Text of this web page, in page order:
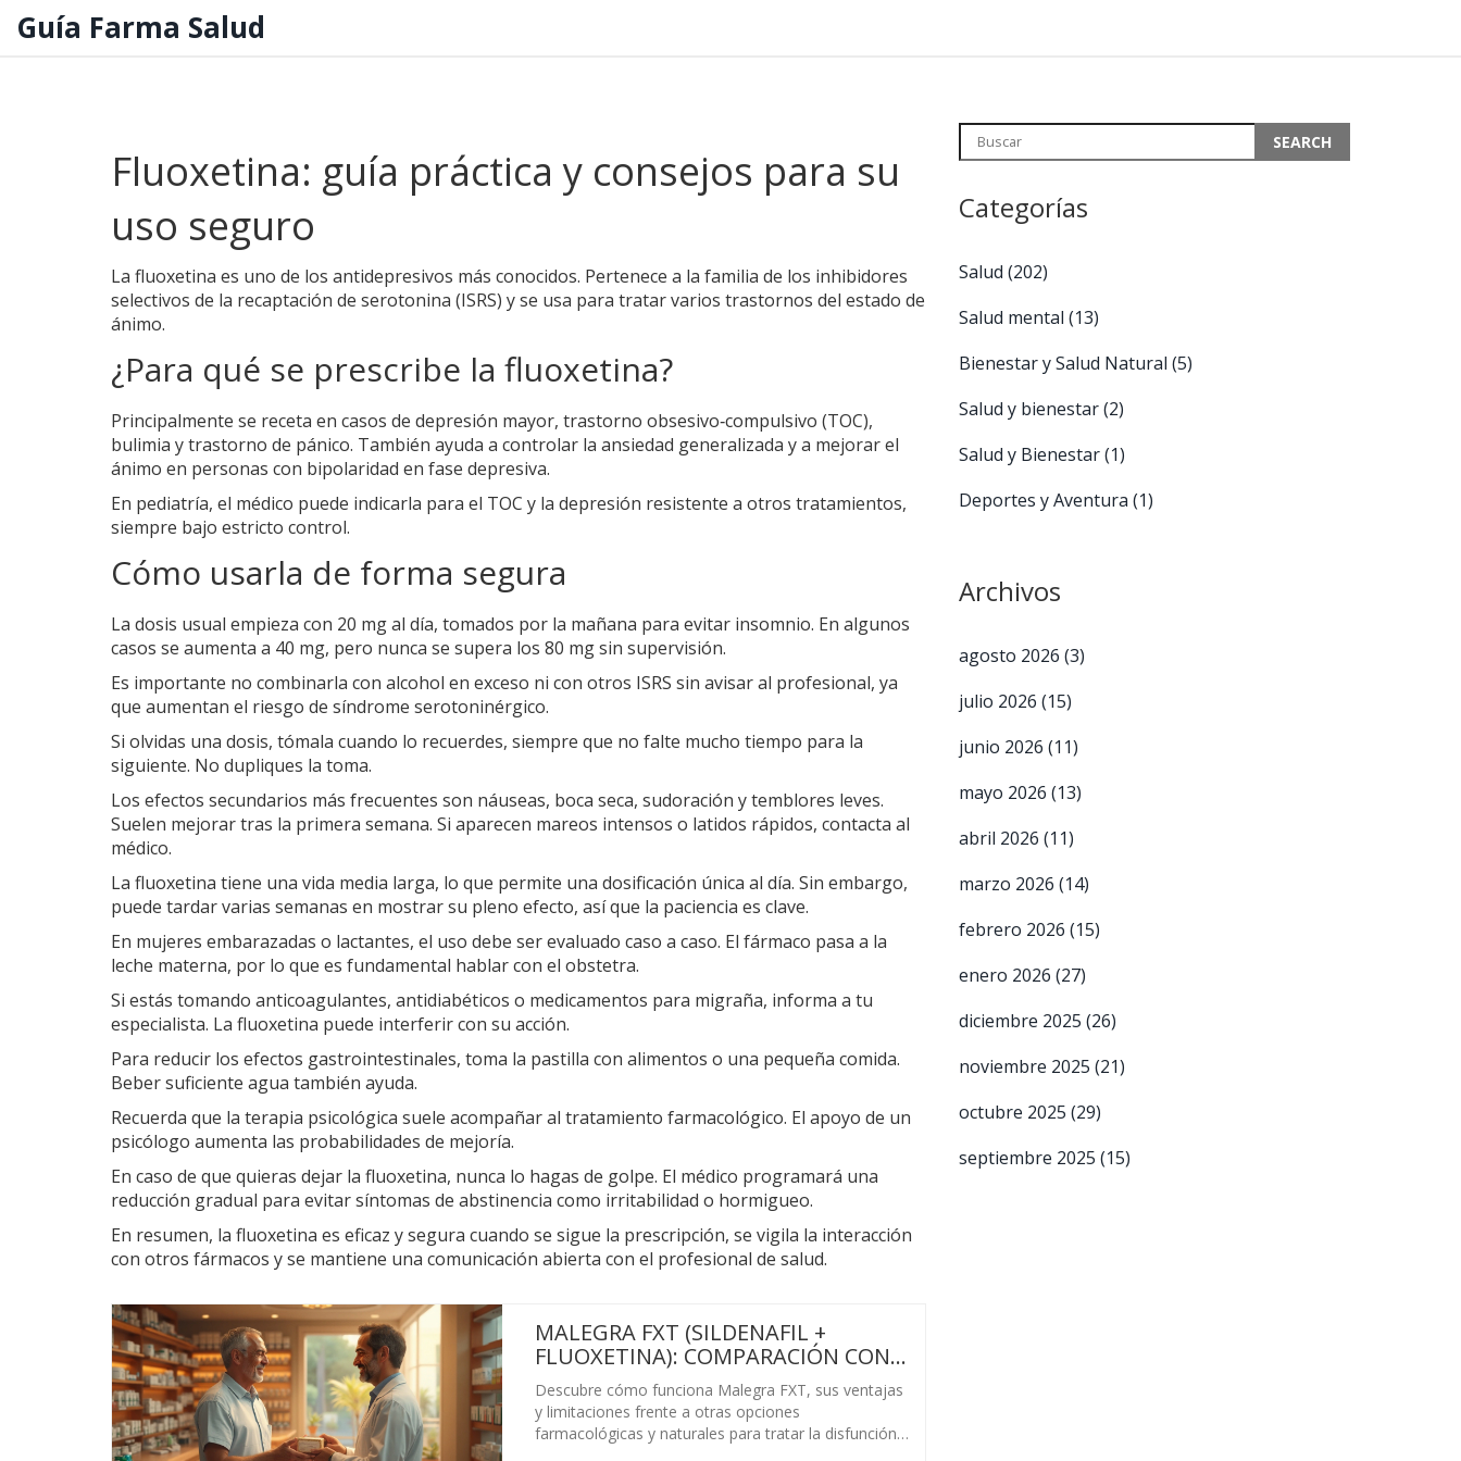
Guía Farma Salud
Fluoxetina: guía práctica y consejos para su
uso seguro
La fluoxetina es uno de los antidepresivos más conocidos. Pertenece a la familia de los inhibidores
selectivos de la recaptación de serotonina (ISRS) y se usa para tratar varios trastornos del estado de
ánimo.
¿Para qué se prescribe la fluoxetina?
Principalmente se receta en casos de depresión mayor, trastorno obsesivo‑compulsivo (TOC),
bulimia y trastorno de pánico. También ayuda a controlar la ansiedad generalizada y a mejorar el
ánimo en personas con bipolaridad en fase depresiva.
En pediatría, el médico puede indicarla para el TOC y la depresión resistente a otros tratamientos,
siempre bajo estricto control.
Cómo usarla de forma segura
La dosis usual empieza con 20 mg al día, tomados por la mañana para evitar insomnio. En algunos
casos se aumenta a 40 mg, pero nunca se supera los 80 mg sin supervisión.
Es importante no combinarla con alcohol en exceso ni con otros ISRS sin avisar al profesional, ya
que aumentan el riesgo de síndrome serotoninérgico.
Si olvidas una dosis, tómala cuando lo recuerdes, siempre que no falte mucho tiempo para la
siguiente. No dupliques la toma.
Los efectos secundarios más frecuentes son náuseas, boca seca, sudoración y temblores leves.
Suelen mejorar tras la primera semana. Si aparecen mareos intensos o latidos rápidos, contacta al
médico.
La fluoxetina tiene una vida media larga, lo que permite una dosificación única al día. Sin embargo,
puede tardar varias semanas en mostrar su pleno efecto, así que la paciencia es clave.
En mujeres embarazadas o lactantes, el uso debe ser evaluado caso a caso. El fármaco pasa a la
leche materna, por lo que es fundamental hablar con el obstetra.
Si estás tomando anticoagulantes, antidiabéticos o medicamentos para migraña, informa a tu
especialista. La fluoxetina puede interferir con su acción.
Para reducir los efectos gastrointestinales, toma la pastilla con alimentos o una pequeña comida.
Beber suficiente agua también ayuda.
Recuerda que la terapia psicológica suele acompañar al tratamiento farmacológico. El apoyo de un
psicólogo aumenta las probabilidades de mejoría.
En caso de que quieras dejar la fluoxetina, nunca lo hagas de golpe. El médico programará una
reducción gradual para evitar síntomas de abstinencia como irritabilidad o hormigueo.
En resumen, la fluoxetina es eficaz y segura cuando se sigue la prescripción, se vigila la interacción
con otros fármacos y se mantiene una comunicación abierta con el profesional de salud.
MALEGRA FXT (SILDENAFIL +
FLUOXETINA): COMPARACIÓN CON
ALTERNATIVAS PARA LA
DISFUNCIÓN ERÉCTIL
Descubre cómo funciona Malegra FXT, sus ventajas
y limitaciones frente a otras opciones
farmacológicas y naturales para tratar la disfunción
Categorías
Salud (202)
Salud mental (13)
Bienestar y Salud Natural (5)
Salud y bienestar(2)
Salud y Bienestar(1)
Deportes y Aventura (1)
Archivos
agosto 2026 (3)
julio 2026 (15)
junio 2026 (11)
mayo 2026 (13)
abril 2026 (11)
marzo 2026 (14)
febrero 2026 (15)
enero 2026 (27)
diciembre 2025 (26)
noviembre 2025 (21)
octubre 2025 (29)
septiembre 2025 (15)